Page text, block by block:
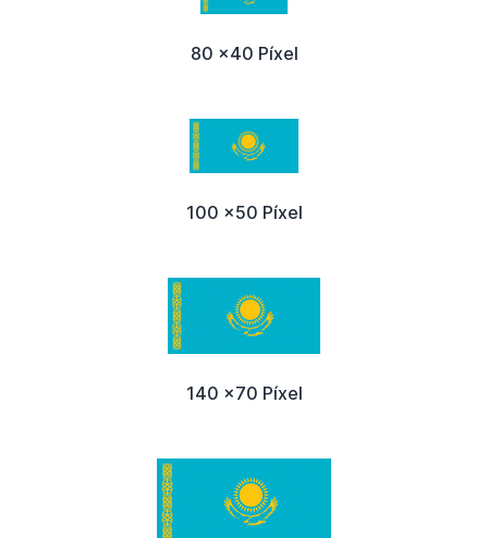
80 x40 Píxel
100 x50 Píxel
140 x70 Píxel